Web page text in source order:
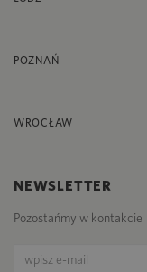
POZNAŃ
WROCŁAW
NEWSLETTER
Pozostańmy w kontakcie